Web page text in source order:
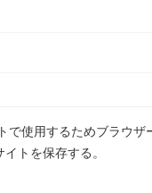
で使用するためブラウザ
トを保存する。